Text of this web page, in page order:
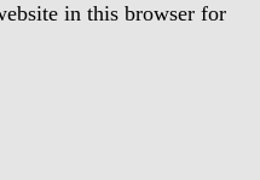
in this browser for